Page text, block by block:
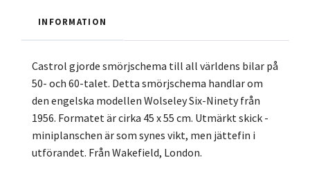
INFORMATION
Castrol gjorde smörjschema till all världens bilar på
50- och 60-talet. Detta smörjschema handlar om
den engelska modellen Wolseley Six-Ninety från
1956. Formatet är cirka 45 x 55 cm. Utmärkt skick -
miniplanschen är som synes vikt, men jättefin i
utförandet. Från Wakefield, London.